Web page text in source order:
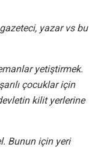
yazar vs bu
yetiştirmek.
çocuklar için
kilit yerlerine
Bunun için yeri